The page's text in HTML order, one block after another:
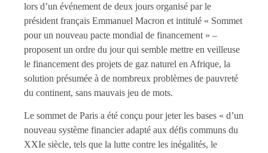
lors d’un événement de deux jours organisé par le
président français Emmanuel Macron et intitulé « Sommet
pour un nouveau pacte mondial de financement » –
proposent un ordre du jour qui semble mettre en veilleuse
le financement des projets de gaz naturel en Afrique, la
solution présumée à de nombreux problèmes de pauvreté
du continent, sans mauvais jeu de mots.
Le sommet de Paris a été conçu pour jeter les bases « d’un
nouveau système financier adapté aux défis communs du
XXIe siècle, tels que la lutte contre les inégalités, le